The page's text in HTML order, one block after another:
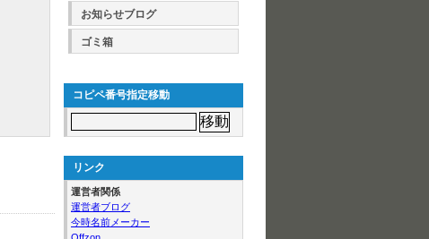
お知らせブログ
ゴミ箱
コピペ番号指定移動
リンク
運営者関係
運営者ブログ
今時名前メーカー